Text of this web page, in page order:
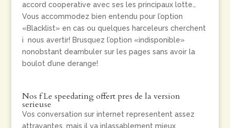
accord cooperative avec ses les principaux lotte…
Vous accommodez bien entendu pour l’option
«Blacklist» en cas ou quelques harceleurs cherchent
i nous avertir! Brusquez l’option «indisponible»
nonobstant deambuler sur les pages sans avoir la
boulot d’une derange!
Nos f Le speedating offert pres de la version
serieuse
Vos conversation sur internet representent assez
attrayantes, mais il va inlassablement mieux